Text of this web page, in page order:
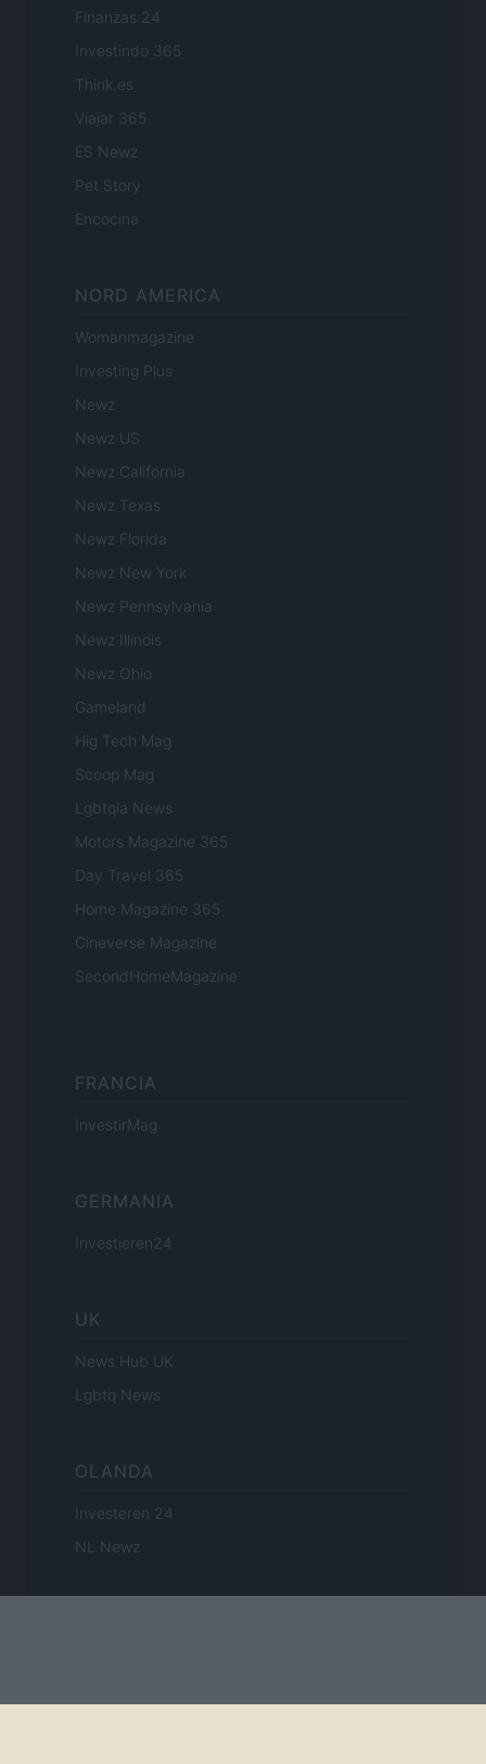
Finanzas 24
Investindo 365
Think.es
Viajar 365
ES Newz
Pet Story
Encocina
NORD AMERICA
Womanmagazine
Investing Plus
Newz
Newz US
Newz California
Newz Texas
Newz Florida
Newz New York
Newz Pennsylvania
Newz Illinois
Newz Ohio
Gameland
Hig Tech Mag
Scoop Mag
Lgbtqia News
Motors Magazine 365
Day Travel 365
Home Magazine 365
Cineverse Magazine
SecondHomeMagazine
FRANCIA
InvestirMag
GERMANIA
Investieren24
UK
News Hub UK
Lgbtq News
OLANDA
Investeren 24
NL Newz